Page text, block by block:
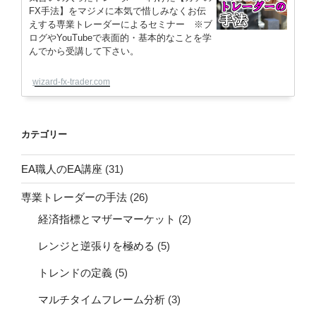
FX手法】をマジメに本気で惜しみなくお伝
えする専業トレーダーによるセミナー ※ブ
ログやYouTubeで表面的・基本的なことを学
んでから受講して下さい。
wizard-fx-trader.com
カテゴリー
EA職人のEA講座 (31)
専業トレーダーの手法 (26)
経済指標とマザーマーケット (2)
レンジと逆張りを極める (5)
トレンドの定義 (5)
マルチタイムフレーム分析 (3)